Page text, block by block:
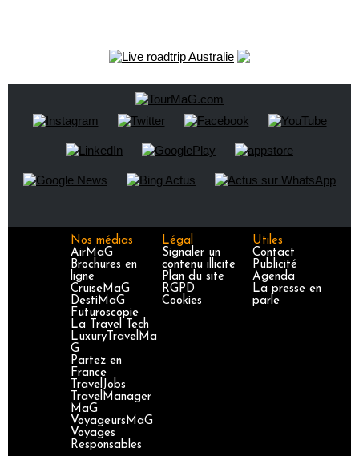
Nos médias
AirMaG
Brochures en
ligne
CruiseMaG
DestiMaG
Futuroscopie
La Travel Tech
LuxuryTravelMa
G
Partez en
France
TravelJobs
TravelManager
MaG
VoyageursMaG
Voyages
Responsables
Légal
Signaler un
contenu illicite
Plan du site
RGPD
Cookies
Utiles
Contact
Publicité
Agenda
La presse en
parle